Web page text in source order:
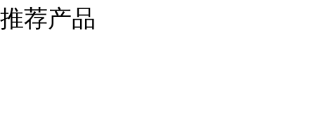
推荐产品